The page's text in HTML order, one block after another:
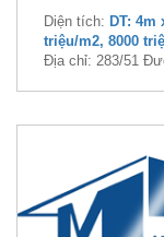
Diện tích: DT: 4m
triệu/m2, 8000
Địa chỉ: 283/51